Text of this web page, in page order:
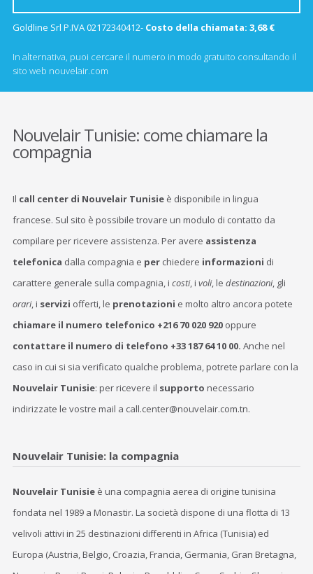
Goldline Srl P.IVA 02172340412- Costo della chiamata: 3,68 €
In alternativa, puoi cercare il numero in modo gratuito consultando il
sito web nouvelair.com
Nouvelair Tunisie: come chiamare la
compagnia
Il call center di Nouvelair Tunisieè disponibile in lingua
francese. Sul sito è possibile trovare un modulo di contatto da
compilare per ricevere assistenza. Per avere assistenza
telefonica dalla compagnia e perchiedere informazioni di
carattere generale sulla compagnia, i costi, i voli, le destinazioni, gli
orari, i servizi offerti, le prenotazioni e molto altro ancora potete
chiamare il numero telefonico +216 70 020 920oppure
contattare il numero di telefono +33 187 64 10 00. Anche nel
caso in cui si sia verificato qualche problema, potrete parlare con la
Nouvelair Tunisie: per ricevere il supporto necessario
indirizzate le vostre mail a call.center@nouvelair.com.tn.
Nouvelair Tunisie: la compagnia
Nouvelair Tunisie è una compagnia aerea di origine tunisina
fondata nel 1989 a Monastir. La società dispone di una flotta di 13
velivoli attivi in 25 destinazioni differenti in Africa (Tunisia) ed
Europa (Austria, Belgio, Croazia, Francia, Germania, Gran Bretagna,